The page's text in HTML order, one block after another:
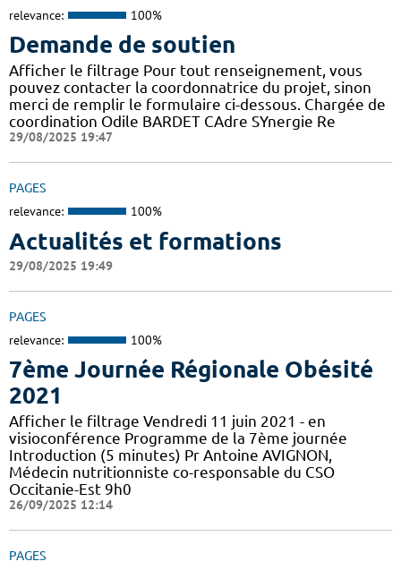
relevance: 100%
Demande de soutien
Afficher le filtrage Pour tout renseignement, vous
pouvez contacter la coordonnatrice du projet, sinon
merci de remplir le formulaire ci-dessous. Chargée de
coordination Odile BARDET CAdre SYnergie Re
29/08/2025 19:47
PAGES
relevance: 100%
Actualités et formations
29/08/2025 19:49
PAGES
relevance: 100%
7ème Journée Régionale Obésité
2021
Afficher le filtrage Vendredi 11 juin 2021 - en
visioconférence Programme de la 7ème journée
Introduction (5 minutes) Pr Antoine AVIGNON,
Médecin nutritionniste co-responsable du CSO
Occitanie-Est 9h0
26/09/2025 12:14
PAGES